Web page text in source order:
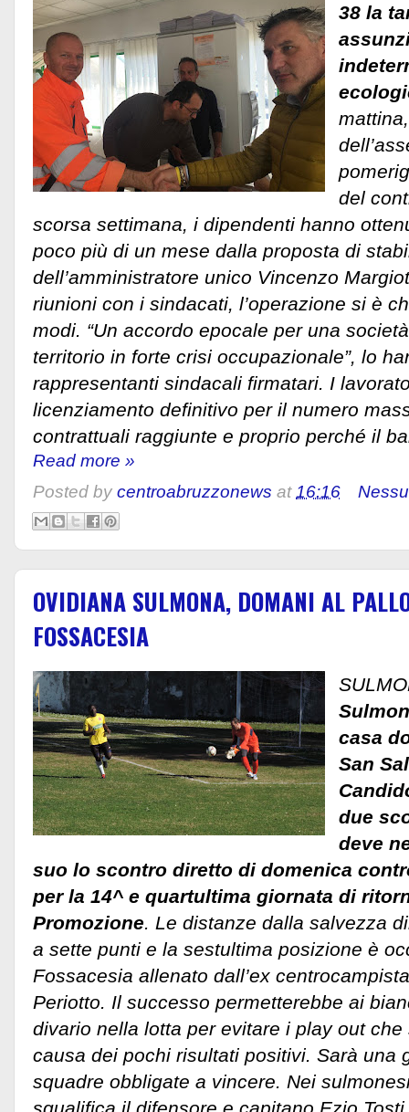
38 la
del
scorsa settimana, i dipendenti hanno
poco più di un mese dalla proposta di
dell’amministratore unico Vincenzo
riunioni con i sindacati, l’operazione si è
modi. “Un accordo epocale per una
territorio in forte crisi occupazionale”, lo
rappresentanti sindacali firmatari. I
licenziamento definitivo per il numero
contrattuali raggiunte e proprio perché il
Read more »
Posted by centroabruzzonews at16:16
OVIDIANA SULMONA, DOMANI AL
FOSSACESIA
casa
San
due
deve
suo lo scontro diretto di domenica
per la 14^ e quartultima giornata di
Promozione. Le distanze dalla salvezza
a sette punti e la sestultima posizione è
Fossacesia allenato dall’ex
Periotto. Il successo permetterebbe ai
divario nella lotta per evitare i play out
causa dei pochi risultati positivi. Sarà una
squadre obbligate a vincere. Nei